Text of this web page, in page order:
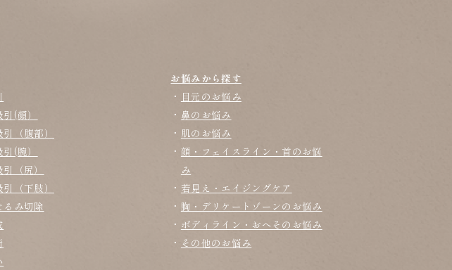
(顔）
（腹部）
(腕）
（尻）
（下肢）
るみ切除
お悩みから探す
目元のお悩み
鼻のお悩み
肌のお悩み
顔・フェイスライン・首のお悩
み
若見え・エイジングケア
胸・デリケートゾーンのお悩み
ボディライン・おへそのお悩み
その他のお悩み